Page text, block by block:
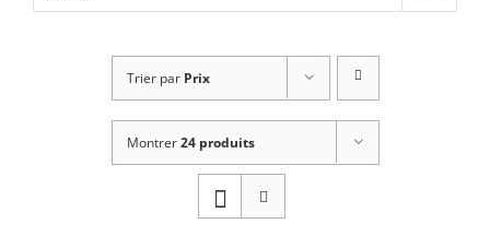
Trier par Prix
Montrer24 produits